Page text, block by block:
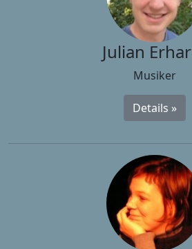
Julian
Musiker
Details »